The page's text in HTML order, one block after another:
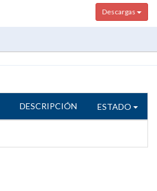
Descargas
DESCRIPCIÓN ESTADO